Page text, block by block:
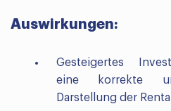
Auswirkungen:
Gesteigertes
eine korrekte
Darstellung der